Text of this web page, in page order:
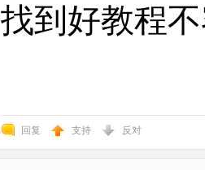
找到好教程
回复 支持 反对